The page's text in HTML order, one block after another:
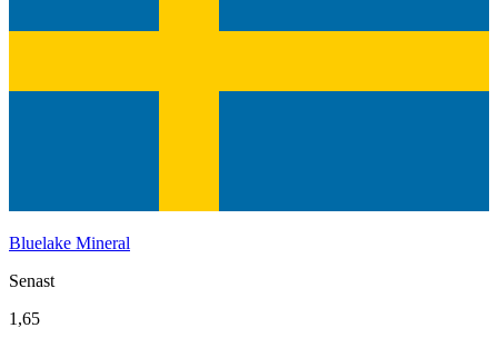
Bluelake Mineral
Senast
1,65